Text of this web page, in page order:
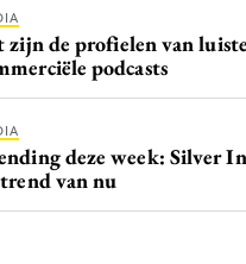
de profielen van
podcasts
deze week: Silver
van nu